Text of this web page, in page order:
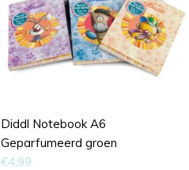
Diddl Notebook A6
Geparfumeerd groen
€4,99